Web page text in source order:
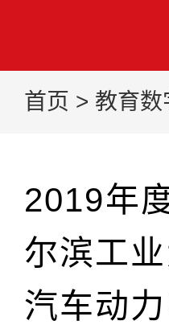
首页 > 教育数
2019年
尔滨工
汽车动